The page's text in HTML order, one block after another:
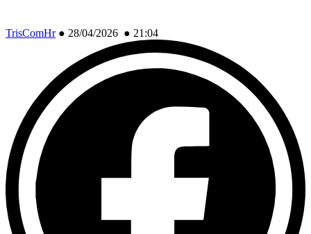
TrisComHr● 28/04/2026 ● 21:04